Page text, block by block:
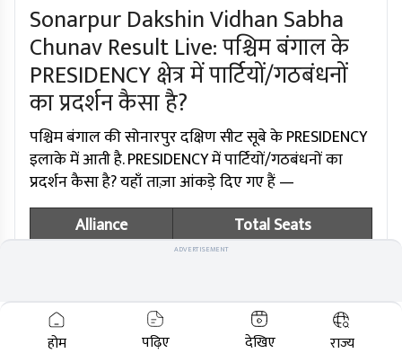
Sonarpur Dakshin Vidhan Sabha
Chunav Result Live: पश्चिम बंगाल के
PRESIDENCY क्षेत्र में पार्टियों/गठबंधनों
का प्रदर्शन कैसा है?
पश्चिम बंगाल की सोनारपुर दक्षिण सीट सूबे के PRESIDENCY
इलाके में आती है. PRESIDENCY में पार्टियों/गठबंधनों का
प्रदर्शन कैसा है? यहाँ ताज़ा आंकड़े दिए गए हैं —
Alliance
Total Seats
BJP
53
0
ADVERTISEMENT
होम पढ़िए देखिए राज्य